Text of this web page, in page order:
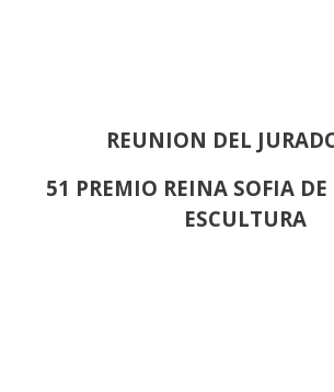
REUNION DEL
51 PREMIO REINA SOFIA
ESCULTURA